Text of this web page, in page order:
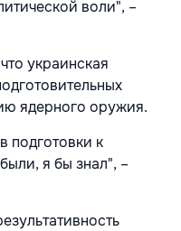
воли", –
украинская
ядерного оружия.
подготовки к
я бы знал", –